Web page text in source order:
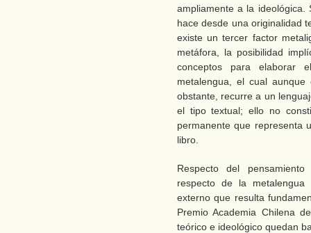
ampliamente a la
hace desde una originalidad
existe un tercer factor
metáfora, la posibilidad
conceptos para elaborar
metalengua, el cual
obstante, recurre a un
el tipo textual; ello no
permanente que representa
libro.
Respecto del
respecto de la
externo que resulta
Premio Academia Chilena
teórico e ideológico quedan